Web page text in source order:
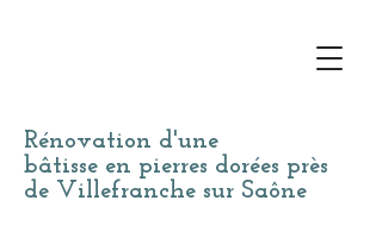
Rénovation d'une
bâtisse en pierres dorées près
de Villefranche sur Saône